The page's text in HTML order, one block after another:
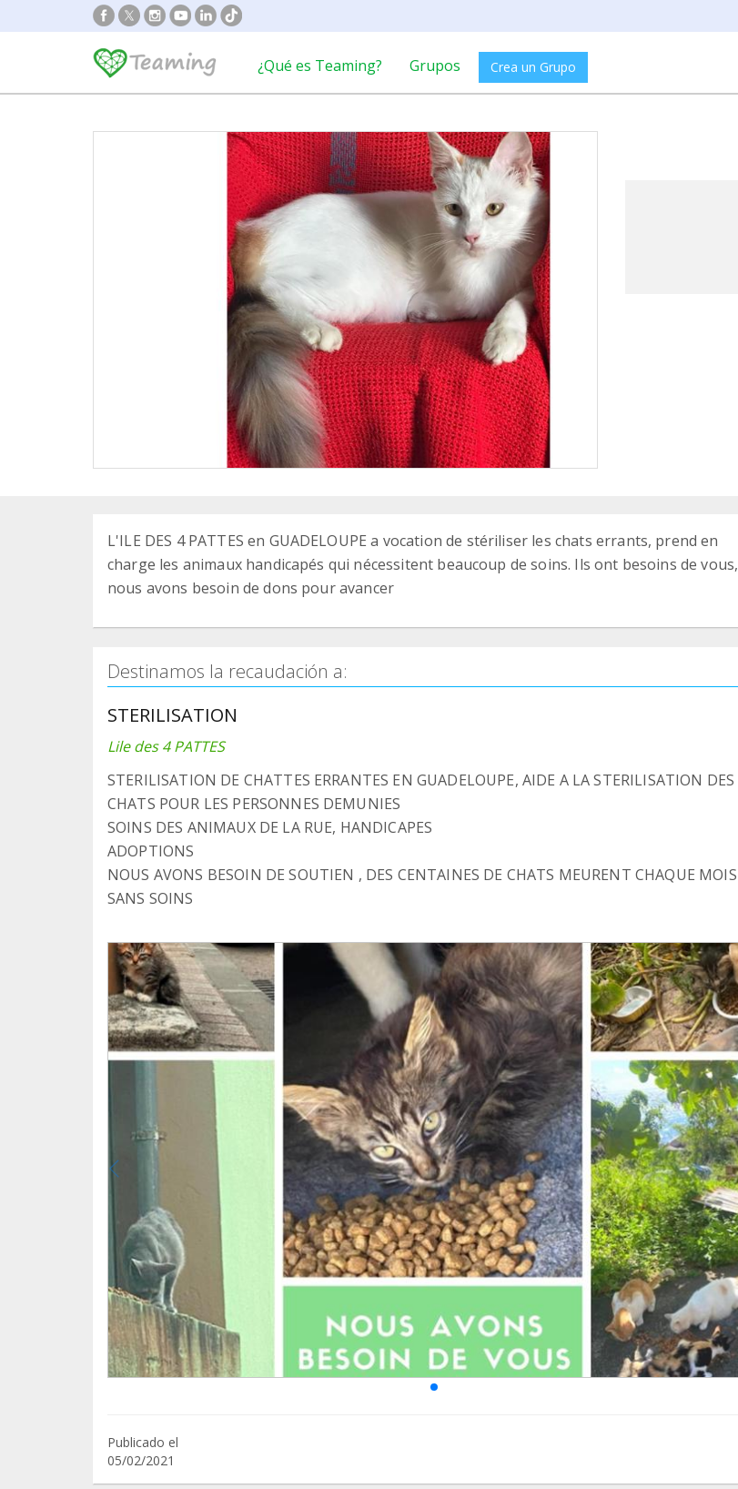
¿Qué es Teaming? Grupos Crea un Grupo
L'ILE DES 4 PATTES en GUADELOUPE a vocation de stériliser les chats errants, prend en
charge les animaux handicapés qui nécessitent beaucoup de soins. Ils ont besoins de vous,
nous avons besoin de dons pour avancer
Destinamos la recaudación a:
STERILISATION
Lile des 4 PATTES
STERILISATION DE CHATTES ERRANTES EN GUADELOUPE, AIDE A LA STERILISATION DES
CHATS POUR LES PERSONNES DEMUNIES
SOINS DES ANIMAUX DE LA RUE, HANDICAPES
ADOPTIONS
NOUS AVONS BESOIN DE SOUTIEN , DES CENTAINES DE CHATS MEURENT CHAQUE MOIS
SANS SOINS
Publicado el
05/02/2021